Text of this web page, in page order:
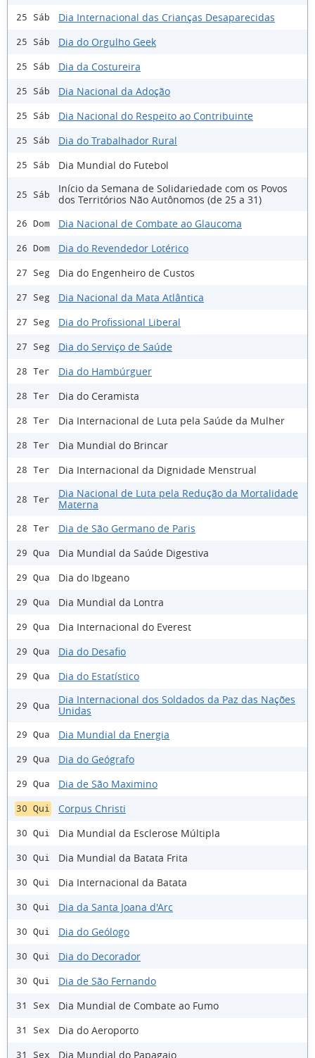
25 Sáb Dia Internacional das Crianças Desaparecidas
25 Sáb Dia do Orgulho Geek
25 Sáb Dia da Costureira
25 Sáb Dia Nacional da Adoção
25 Sáb Dia Nacional do Respeito ao Contribuinte
25 Sáb Dia do Trabalhador Rural
25 Sáb Dia Mundial do Futebol
25 Sáb
Início da Semana de Solidariedade com os Povos
dos Territórios Não Autônomos (de 25 a 31)
26 Dom Dia Nacional de Combate ao Glaucoma
26 Dom Dia do Revendedor Lotérico
27 Seg Dia do Engenheiro de Custos
27 Seg Dia Nacional da Mata Atlântica
27 Seg Dia do Profissional Liberal
27 Seg Dia do Serviço de Saúde
28 Ter Dia do Hambúrguer
28 Ter Dia do Ceramista
28 Ter Dia Internacional de Luta pela Saúde da Mulher
28 Ter Dia Mundial do Brincar
28 Ter Dia Internacional da Dignidade Menstrual
28 Ter
Dia Nacional de Luta pela Redução da Mortalidade
Materna
28 Ter Dia de São Germano de Paris
29 Qua Dia Mundial da Saúde Digestiva
29 Qua Dia do Ibgeano
29 Qua Dia Mundial da Lontra
29 Qua Dia Internacional do Everest
29 Qua Dia do Desafio
29 Qua Dia do Estatístico
29 Qua
Dia Internacional dos Soldados da Paz das Nações
Unidas
29 Qua Dia Mundial da Energia
29 Qua Dia do Geógrafo
29 Qua Dia de São Maximino
30 Qui Corpus Christi
30 Qui Dia Mundial da Esclerose Múltipla
30 Qui Dia Mundial da Batata Frita
30 Qui Dia Internacional da Batata
30 Qui Dia da Santa Joana d'Arc
30 Qui Dia do Geólogo
30 Qui Dia do Decorador
30 Qui Dia de São Fernando
31 Sex Dia Mundial de Combate ao Fumo
31 Sex Dia do Aeroporto
31 Sex Dia Mundial do Papagaio